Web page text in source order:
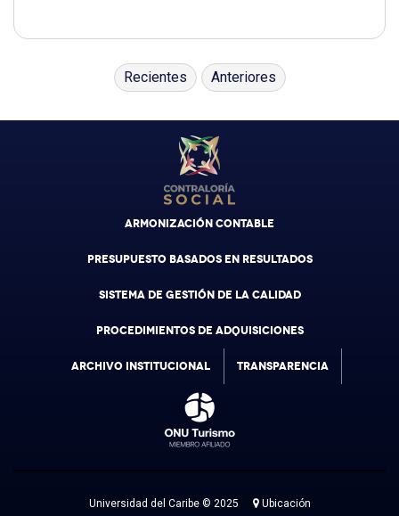
Recientes Anteriores
ARMONIZACIÓN CONTABLE
PRESUPUESTO BASADOS EN RESULTADOS
SISTEMA DE GESTIÓN DE LA CALIDAD
PROCEDIMIENTOS DE ADQUISICIONES
ARCHIVO INSTITUCIONAL TRANSPARENCIA
Universidad del Caribe © 2025 Ubicación